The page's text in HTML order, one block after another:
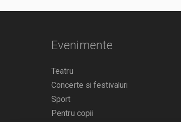
Evenimente
Teatru
Concerte si festivaluri
Sport
Pentru copii